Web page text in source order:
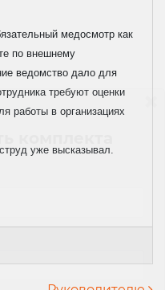
медосмотр как
по внешнему
ведомство дало для
требуют оценки
работы в организациях
уже высказывал.
комплекта